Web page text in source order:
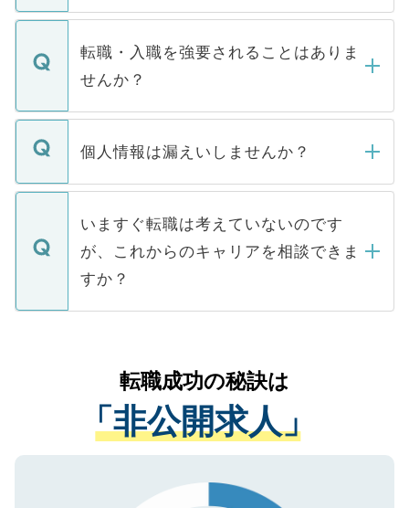
ます。通常、5営業日以内にはご連絡をせて
いただきますので、しばらくお待ちくださ
マイナビDOCTORで取り扱っている求人の
うち約3割は、Webサイトからご覧いただ
けない「非公開求人」です。非公開求人は
下記の理由によって、一般には公開してい
ません。
■応募殺到を避けるため 人気のある医療機
関を公にしてしまうと、応募が殺到する場
に、医療機関が求める条件に合った人材の
みを人材紹介会社に依頼するケースが増え
ています。
転職・入職を強要されることはありま
せんか？
転職・入職を強要することは一切ありませ
ん。また、仮に応募先から内定をいただい
定を承諾する必要はありません。内定先へ
の辞退の連絡はキャリアパートナーが行い
個人情報は漏えいしませんか？
個人情報が漏えいすることはありませんの
で、ご安心ください。当サイトからの登録
などで収集したご登録者様の個人情報は、
ご本人のキャリアアップおよび転職活動の
支援を目的に使用いたします。お預かりし
ているすべての個人データはご本人の許可
は、個人情報の取り扱いについての厳密な
管理基準を満たした事業者のみに付与され
る、プライバシーマークを取得済みです。
で、機密保持に関してもご安心ください。
いますぐ転職は考えていないのです
が、これからのキャリアを相談できま
すか？
かがいして、現在の医療機関の状況や紹介
経験をまじえながら、適切なアドバイスを
させていただきます。すぐにご転職をされ
ない方には、長期的なサポートが可能です
ので、まずはご登録ください。
転職成功の秘訣は
「非公開求人」